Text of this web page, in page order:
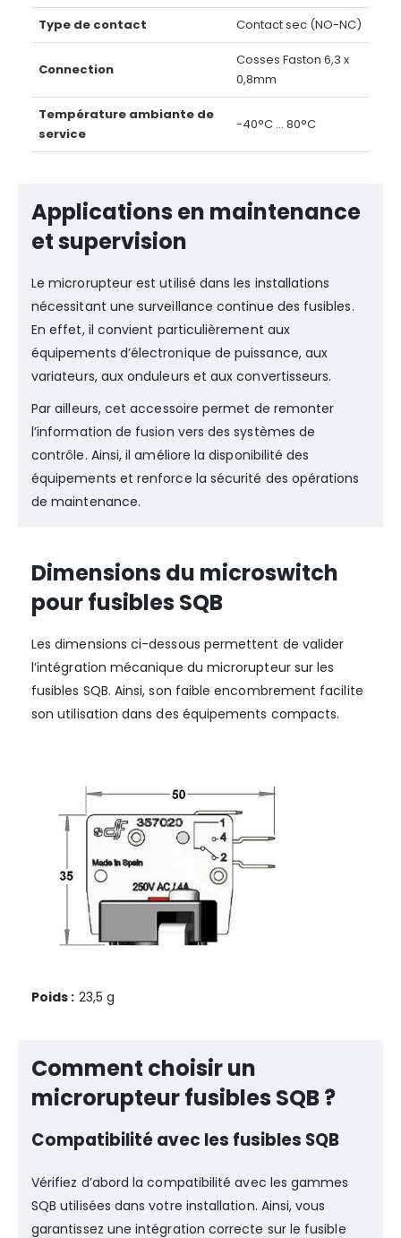
Type de contact Contact sec (NO-NC)
Connection
Cosses Faston 6,3 x
0,8mm
Température ambiante de
service
-40°C … 80°C
Applications en maintenance
et supervision
Le microrupteur est utilisé dans les installations
nécessitant une surveillance continue des fusibles.
En effet, il convient particulièrement aux
équipements d’électronique de puissance, aux
variateurs, aux onduleurs et aux convertisseurs.
Par ailleurs, cet accessoire permet de remonter
l’information de fusion vers des systèmes de
contrôle. Ainsi, il améliore la disponibilité des
équipements et renforce la sécurité des opérations
de maintenance.
Dimensions du microswitch
pour fusibles SQB
Les dimensions ci-dessous permettent de valider
l’intégration mécanique du microrupteur sur les
fusibles SQB. Ainsi, son faible encombrement facilite
son utilisation dans des équipements compacts.
Poids : 23,5 g
Comment choisir un
microrupteur fusibles SQB ?
Compatibilité avec les fusibles SQB
Vérifiez d’abord la compatibilité avec les gammes
SQB utilisées dans votre installation. Ainsi, vous
garantissez une intégration correcte sur le fusible